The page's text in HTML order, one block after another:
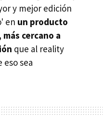
y mejor edición
en un producto
cercano a
que al reality
sea